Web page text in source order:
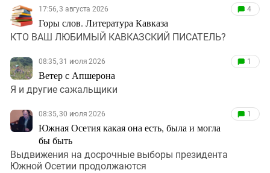
17:56, 3 августа 2026
Горы слов. Литература Кавказа
4
КТО ВАШ ЛЮБИМЫЙ КАВКАЗСКИЙ ПИСАТЕЛЬ?
08:35, 31 июля 2026
Ветер с Апшерона
1
Я и другие сажальщики
08:35, 30 июля 2026
Южная Осетия какая она есть, была и могла
бы быть
1
Выдвижения на досрочные выборы президента
Южной Осетии продолжаются